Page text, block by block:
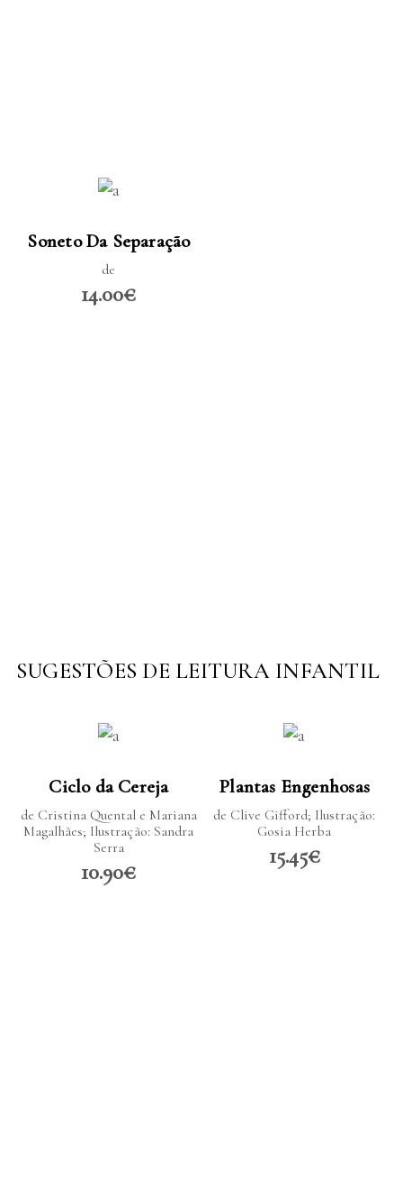
Soneto Da Separação
de
14.00€
SUGESTÕES DE LEITURA INFANTIL
Ciclo da Cereja
de Cristina Quental e Mariana
Magalhães; Ilustração: Sandra
Serra
10.90€
Plantas Engenhosas
de Clive Gifford; Ilustração:
Gosia Herba
15.45€